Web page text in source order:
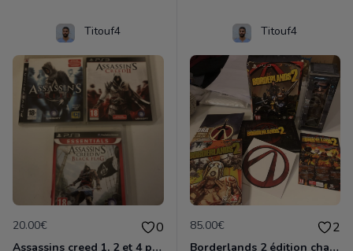
Titouf4
20.00€ 0
Assassins creed 1, 2 et 4 ps3
Titouf4
85.00€ 2
Borderlands 2 édition chasseur de l'arche ps3